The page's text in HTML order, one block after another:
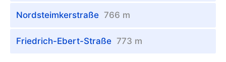
Nordsteimkerstraße 766 m
Friedrich-Ebert-Straße 773 m